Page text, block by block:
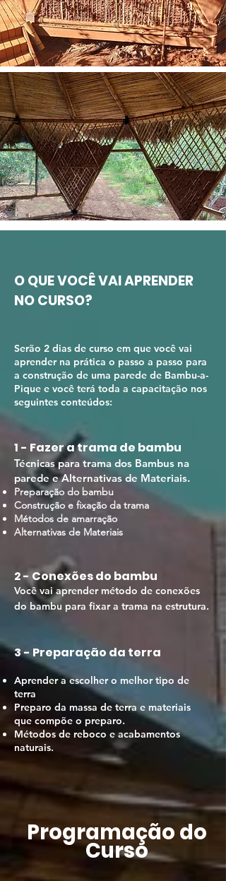
O QUE VOCÊ VAI APRENDER
NO CURSO?
Serão 2 dias de curso em que você vai
aprender na prática o passo a passo para
a construção de uma parede de Bambu-a-
Pique e você terá toda a capacitação nos
seguintes conteúdos:
1 - Fazer a trama de bambu
Técnicas para trama dos Bambus na
parede e Alternativas de Materiais.
Preparação do bambu
Construção e fixação da trama
Métodos de amarração
Alternativas de Materiais
2 - Conexões do bambu
Você vai aprender método de conexões
do bambu para fixar a trama na estrutura.
3 - Preparação da terra
Aprender a escolher o melhor tipo de
terra
Preparo da massa de terra e materiais
que compõe o preparo.
Métodos de reboco e acabamentos
naturais.
Programação do
Curso